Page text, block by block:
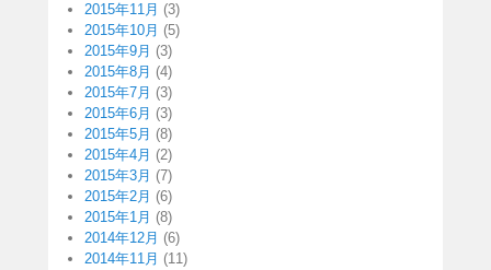
2015年11月 (3)
2015年10月 (5)
2015年9月 (3)
2015年8月 (4)
2015年7月 (3)
2015年6月 (3)
2015年5月 (8)
2015年4月 (2)
2015年3月 (7)
2015年2月 (6)
2015年1月 (8)
2014年12月 (6)
2014年11月 (11)